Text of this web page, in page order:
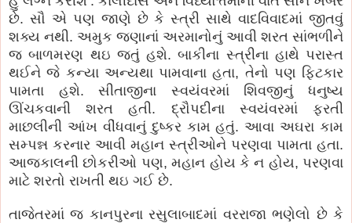
છે. સૌ એ પણ જાણે છે કે સ્ત્રી સાથે વાદવિવાદમાં જીતવું
શક્ય નથી. અમુક જણાનાં અરમાનોનું આવી શરત સાંભળીને
જ બાળમરણ થઇ જતું હશે. બાકીના સ્ત્રીના હાથે પરાસ્ત
થઈને જે કન્યા અન્યથા પામવાના હતા, તેનો પણ ફિટકાર
પામતા હશે. સીતાજીના સ્વયંવરમાં શિવજીનું ધનુષ્ય
ઊંચકવાની શરત હતી. દ્રૌપદીના સ્વયંવરમાં ફરતી
માછલીની આંખ વીંધવાનું દુષ્કર કામ હતું. આવા અઘરા કામ
સમ્પન્ન કરનાર આવી મહાન સ્ત્રીઓને પરણવા પામતા હતા.
આજકાલની છોકરીઓ પણ, મહાન હોય કે ન હોય, પરણવા
માટે શરતો રાખતી થઇ ગઈ છે.
તાજેતરમાં જ કાનપુરના રસુલાબાદમાં વરરાજા ભણેલો છે કે